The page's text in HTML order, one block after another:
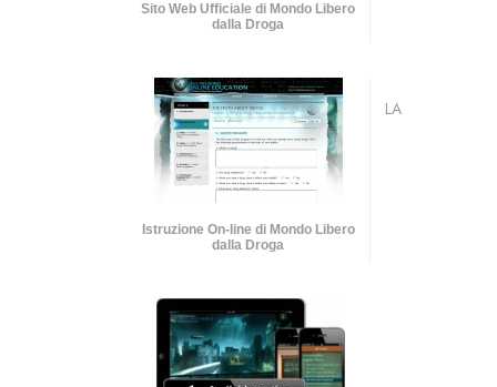
Sito Web Ufficiale di Mondo Libero
dalla Droga
Istruzione On-line di Mondo Libero
dalla Droga
LA